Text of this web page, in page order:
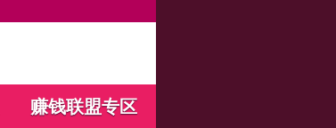
赚钱联盟专区